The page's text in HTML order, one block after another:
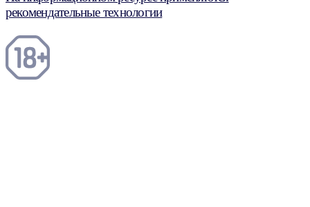
рекомендательные технологии